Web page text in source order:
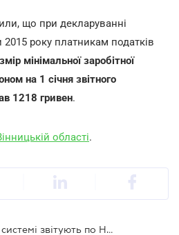
що при декларуванні
2015 року платникам податків
мінімальної заробітної
на 1 січня звітного
1218 гривен.
області.
Підприємці на загальній системі звітують по НДФЛ до 9 лютого